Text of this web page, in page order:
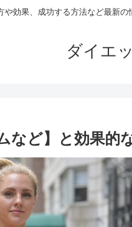
効果、成功する方法など最新
ダイエ
など】と効果的